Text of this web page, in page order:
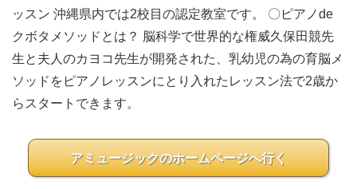
ッスン 沖縄県内では2校目の認定教室です。 〇ピアノde
クボタメソッドとは？ 脳科学で世界的な権威久保田競先
生と夫人のカヨコ先生が開発された、乳幼児の為の育脳メ
ソッドをピアノレッスンにとり入れたレッスン法で2歳か
らスタートできます。
アミュージックのホームページへ行く